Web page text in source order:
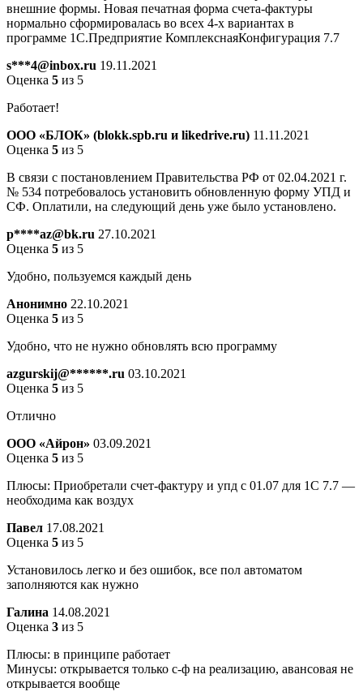
внешние формы. Новая печатная форма счета-фактуры
нормально сформировалась во всех 4-х вариантах в
программе 1С.Предприятие КомплекснаяКонфигурация 7.7
s***4@inbox.ru 19.11.2021
Оценка 5 из 5
Работает!
ООО «БЛОК» (blokk.spb.ru и likedrive.ru) 11.11.2021
Оценка 5 из 5
В связи с постановлением Правительства РФ от 02.04.2021 г.
№ 534 потребовалось установить обновленную форму УПД и
СФ. Оплатили, на следующий день уже было установлено.
p****az@bk.ru 27.10.2021
Оценка 5 из 5
Удобно, пользуемся каждый день
Анонимно 22.10.2021
Оценка 5 из 5
Удобно, что не нужно обновлять всю программу
azgurskij@******.ru 03.10.2021
Оценка 5 из 5
Отлично
ООО «Айрон» 03.09.2021
Оценка 5 из 5
Плюсы: Приобретали счет-фактуру и упд с 01.07 для 1С 7.7 —
необходима как воздух
Павел 17.08.2021
Оценка 5 из 5
Установилось легко и без ошибок, все пол автоматом
заполняются как нужно
Галина 14.08.2021
Оценка 3 из 5
Плюсы: в принципе работает
Минусы: открывается только с-ф на реализацию, авансовая не
открывается вообще